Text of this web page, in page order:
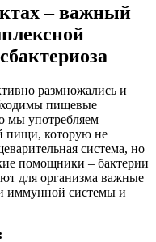
– важный
размножались и
пищевые
мы употребляем
пищи, которую не
система, но
помощники – бактерии
для организма важные
иммунной системы и